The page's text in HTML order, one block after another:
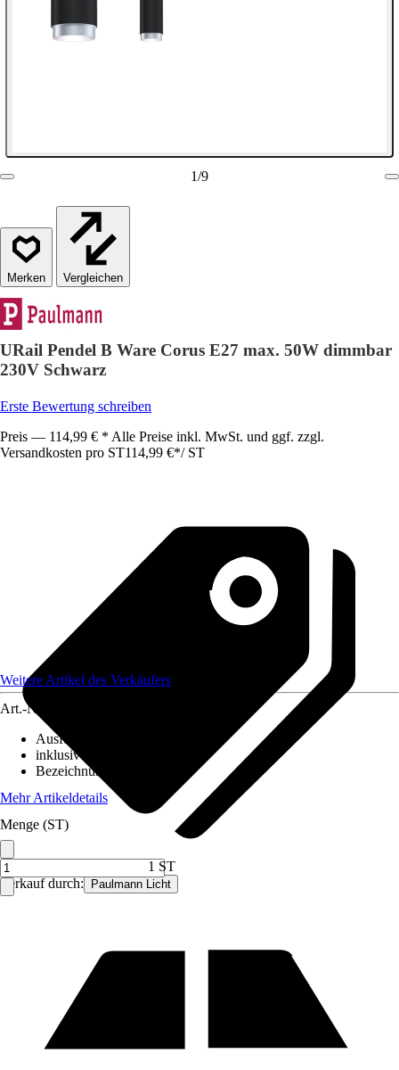
1/9
Vergleichen
URail Pendel B Ware Corus E27 max. 50W dimmbar
230V Schwarz
Erste Bewertung schreiben
Preis — 114,99 € * Alle Preise inkl. MwSt. und ggf. zzgl.
Versandkosten pro ST114,99 €*/ ST
Verkauf durch: Paulmann Licht
Weitere Artikel des Verkäufers
Art.-Nr.
Ausführung
inklusive Leuchtmittel
Bezeichnung Fassung
Mehr Artikeldetails
Menge (ST)
1 ST